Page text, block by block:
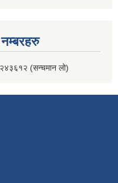
(सन्चमान लो)